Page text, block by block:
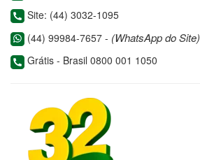
Site: (44) 3032-1095
(44) 99984-7657 - (WhatsApp do Site)
Grátis - Brasil 0800 001 1050